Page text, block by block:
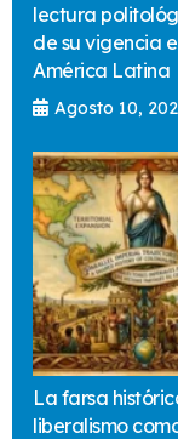
lectura
de su vigencia
América Latina
Agosto 10,
La farsa
liberalismo